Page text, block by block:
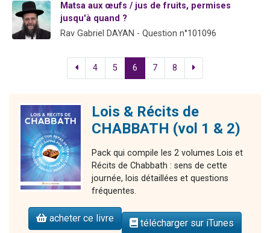
Matsa aux œufs / jus de fruits, permises
jusqu'à quand ?
Rav Gabriel DAYAN - Question n°101096
4 5 6 7 8
Lois & Récits de
CHABBATH (vol 1 & 2)
Pack qui compile les 2 volumes Lois et
Récits de Chabbath : sens de cette
journée, lois détaillées et questions
fréquentes.
acheter ce livre télécharger sur iTunes